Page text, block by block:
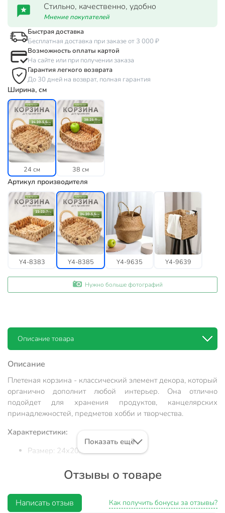
Стильно, качественно, удобно
Мнение покупателей
Быстрая доставка
Бесплатная доставка при заказе от 3 000 ₽
Возможность оплаты картой
На сайте или при получении заказа
Гарантия легкого возврата
До 30 дней на возврат, полная гарантия
Ширина, см
24 см 38 см
Артикул производителя
Y4-8383 Y4-8385 Y4-9635 Y4-9639
Нужно больше фотографий
Описание товара
Описание
Плетеная корзина - классический элемент декора, который
органично дополнит любой интерьер. Она отлично
подойдет для хранения продуктов, канцелярских
принадлежностей, предметов хобби и творчества.
Характеристики:
Размер: 24х20х5.5 см.
Цвет: бежевый.
Материал: бумага.
Показать ещё
Отзывы о товаре
Написать отзыв Как получить бонусы за отзывы?